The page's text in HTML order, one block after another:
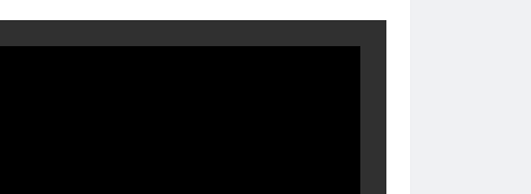
Костанай